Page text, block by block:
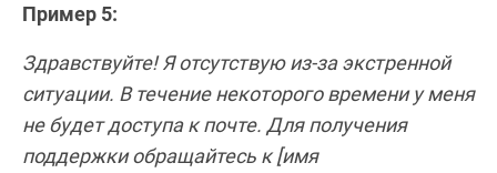
Пример 5:
Здравствуйте! Я отсутствую из-за экстренной
ситуации. В течение некоторого времени у меня
не будет доступа к почте. Для получения
поддержки обращайтесь к [имя